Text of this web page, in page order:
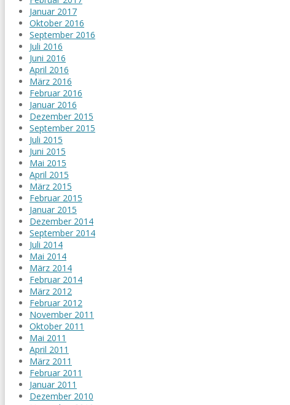
Januar 2017
Oktober 2016
September 2016
Juli 2016
Juni 2016
April 2016
März 2016
Februar 2016
Januar 2016
Dezember 2015
September 2015
Juli 2015
Juni 2015
Mai 2015
April 2015
März 2015
Februar 2015
Januar 2015
Dezember 2014
September 2014
Juli 2014
Mai 2014
März 2014
Februar 2014
März 2012
Februar 2012
November 2011
Oktober 2011
Mai 2011
April 2011
März 2011
Februar 2011
Januar 2011
Dezember 2010